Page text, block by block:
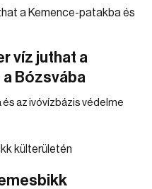
víz juthat a
Bózsvába
az ivóvízbázis védelme